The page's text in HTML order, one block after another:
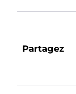
Partagez